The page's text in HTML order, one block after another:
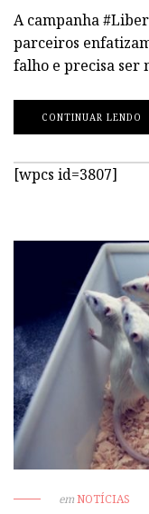
A campanha
parceiros
falho e precisa ser
CONTINUAR LENDO
[wpcs id=3807]
emNOTÍCIAS